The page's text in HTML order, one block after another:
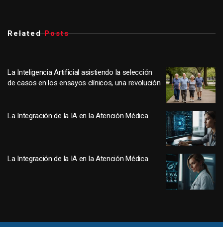
RelatedPosts
La Inteligencia Artificial asistiendo la selección
de casos en los ensayos clínicos, una revolución
La Integración de la IA en la Atención Médica
La Integración de la IA en la Atención Médica